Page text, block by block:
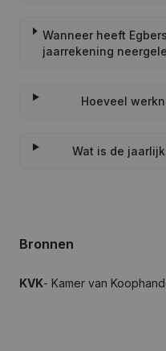
Wanneer heeft
jaarrekening
Hoeveel
Wat is de
Bronnen
KVK- Kamer van